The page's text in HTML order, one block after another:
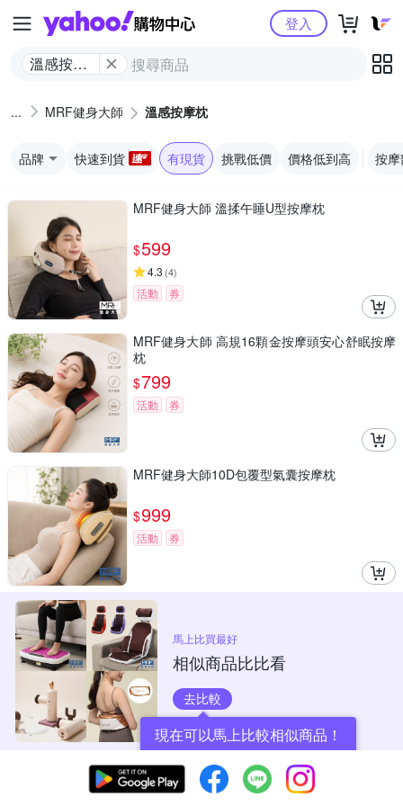
Yahoo購物中心
溫感按摩
登入
MRF健身大師 溫感按摩枕
品牌 快速到貨 有現貨 挑戰低價 價格低到高 按
MRF健身大師 溫揉午睡U型按摩枕
$599
4.3 (4)
活動 券
MRF健身大師 高規16顆金按摩頭安心舒眠按摩
枕
$799
活動 券
MRF健身大師10D包覆型氣囊按摩枕
$999
活動 券
馬上比買最好
相似商品比比看
去比較
現在可以馬上比較相似商品！